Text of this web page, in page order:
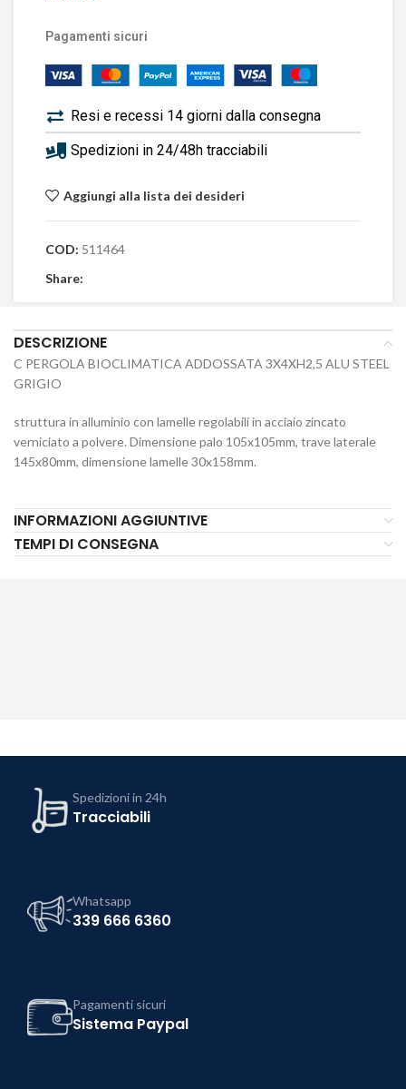
Pagamenti sicuri
Resi e recessi 14 giorni dalla consegna
Spedizioni in 24/48h tracciabili
Aggiungi alla lista dei desideri
COD: 511464
Share:
DESCRIZIONE
C PERGOLA BIOCLIMATICA ADDOSSATA 3X4XH2,5 ALU STEEL
GRIGIO
struttura in alluminio con lamelle regolabili in acciaio zincato
verniciato a polvere. Dimensione palo 105x105mm, trave laterale
145x80mm, dimensione lamelle 30x158mm.
INFORMAZIONI AGGIUNTIVE
TEMPI DI CONSEGNA
Spedizioni in 24h
Tracciabili
Whatsapp
339 666 6360
Pagamenti sicuri
Sistema Paypal